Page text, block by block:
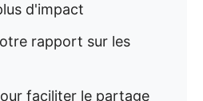
d'impact
rapport sur les
faciliter le partage